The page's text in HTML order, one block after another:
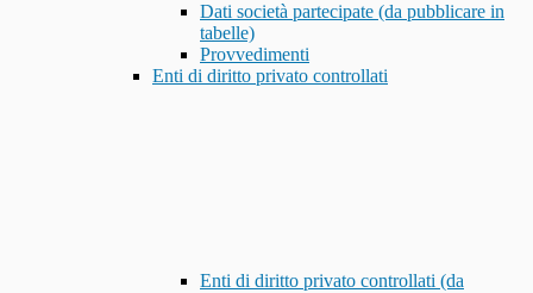
Dati società partecipate (da pubblicare in
tabelle)
Provvedimenti
Enti di diritto privato controllati
Enti di diritto privato controllati (da